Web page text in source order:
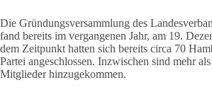
Die Gründungsversammlung des
fand bereits im vergangenen Jahr, am 19.
dem Zeitpunkt hatten sich bereits circa 70
Partei angeschlossen. Inzwischen sind mehr
Mitglieder hinzugekommen.